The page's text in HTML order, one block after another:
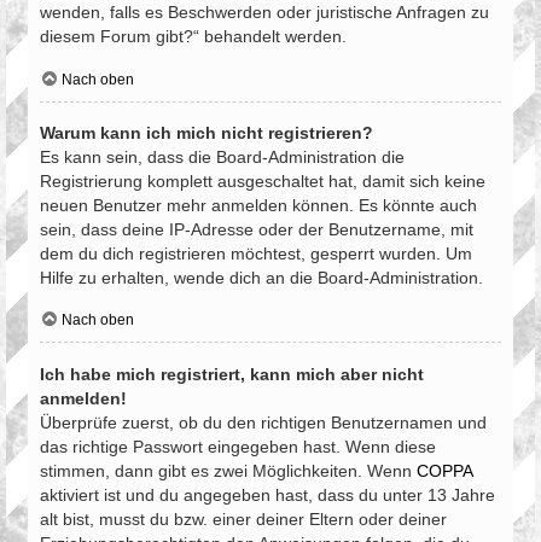
wenden, falls es Beschwerden oder juristische Anfragen zu
diesem Forum gibt?“ behandelt werden.
Nach oben
Warum kann ich mich nicht registrieren?
Es kann sein, dass die Board-Administration die
Registrierung komplett ausgeschaltet hat, damit sich keine
neuen Benutzer mehr anmelden können. Es könnte auch
sein, dass deine IP-Adresse oder der Benutzername, mit
dem du dich registrieren möchtest, gesperrt wurden. Um
Hilfe zu erhalten, wende dich an die Board-Administration.
Nach oben
Ich habe mich registriert, kann mich aber nicht
anmelden!
Überprüfe zuerst, ob du den richtigen Benutzernamen und
das richtige Passwort eingegeben hast. Wenn diese
stimmen, dann gibt es zwei Möglichkeiten. Wenn COPPA
aktiviert ist und du angegeben hast, dass du unter 13 Jahre
alt bist, musst du bzw. einer deiner Eltern oder deiner